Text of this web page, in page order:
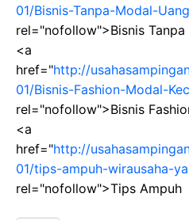
01/Bisnis-Tanpa-Modal-
rel="nofollow">Bisnis
<a
href="http://
01/Bisnis-Fashion-Modal-
rel="nofollow">Bisnis
<a
href="http://
01/tips-ampuh-wirausaha-
rel="nofollow">Tips Ampuh